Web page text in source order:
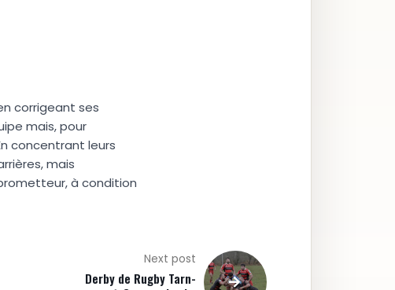
corrigeant ses
mais, pour
concentrant leurs
mais
à condition
Next post
Derby de Rugby Tarn-